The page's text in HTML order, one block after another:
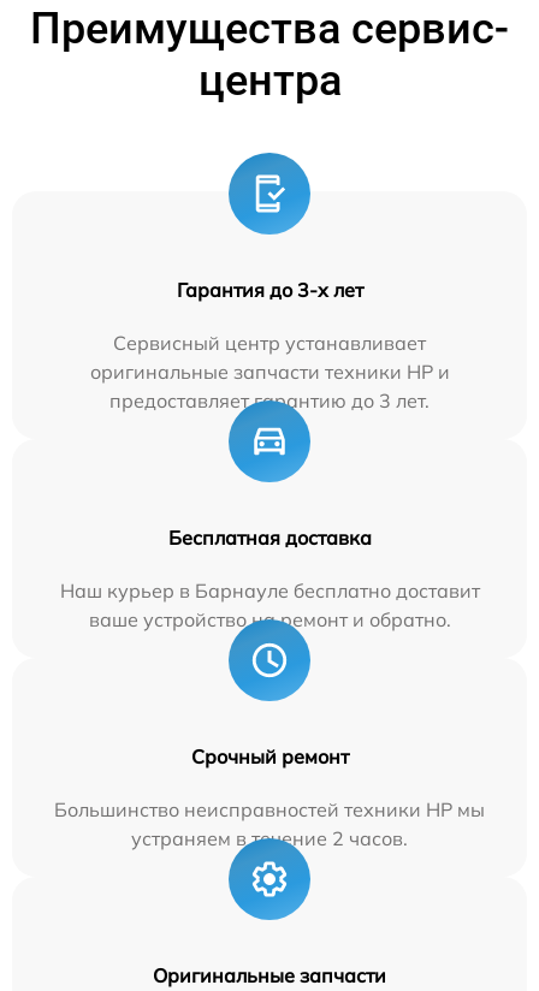
Преимущества сервис-
центра
Гарантия до 3-х лет
Сервисный центр устанавливает
оригинальные запчасти техники HP и
предоставляет гарантию до 3 лет.
Бесплатная доставка
Наш курьер в Барнауле бесплатно доставит
ваше устройство на ремонт и обратно.
Срочный ремонт
Большинство неисправностей техники HP мы
устраняем в течение 2 часов.
Оригинальные запчасти